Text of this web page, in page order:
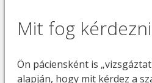
Mit fog
Ön páciensként is
alapján, hogy mit kérdez a